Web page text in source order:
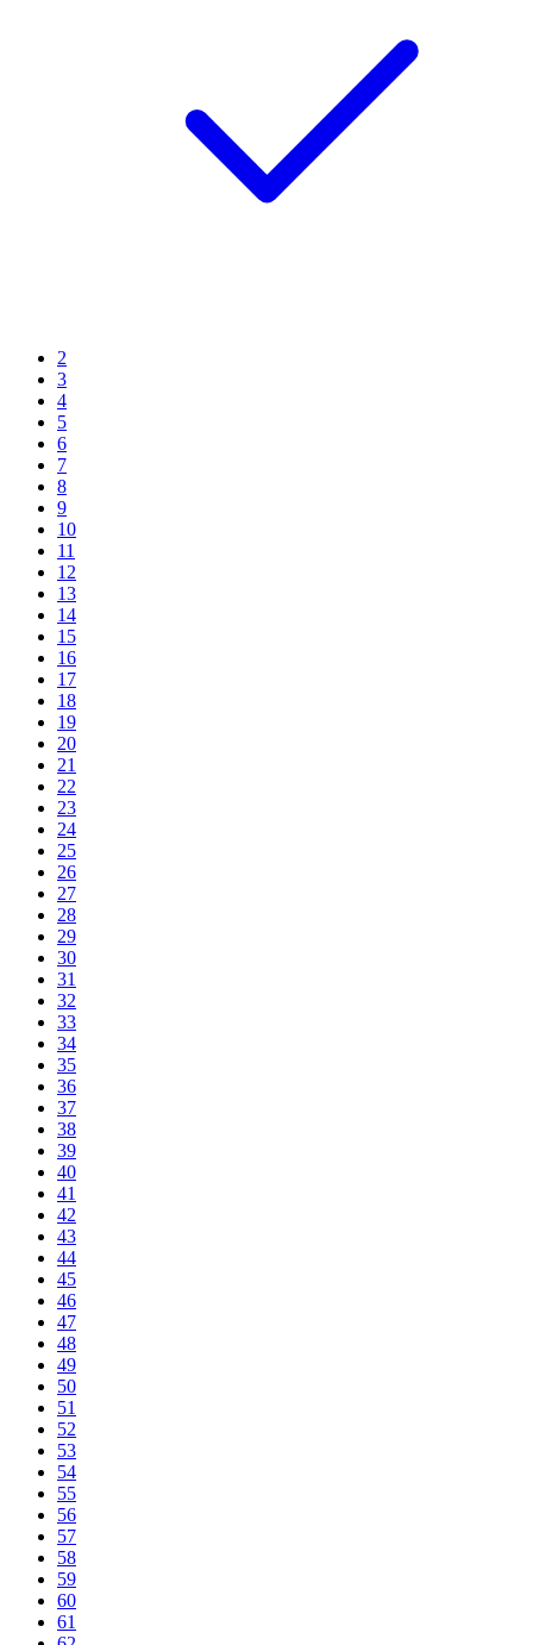
2
3
4
5
6
7
8
9
10
11
12
13
14
15
16
17
18
19
20
21
22
23
24
25
26
27
28
29
30
31
32
33
34
35
36
37
38
39
40
41
42
43
44
45
46
47
48
49
50
51
52
53
54
55
56
57
58
59
60
61